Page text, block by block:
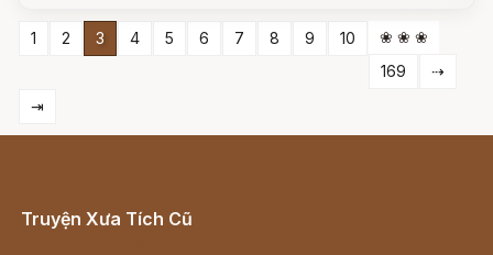
1 2 3 4 5 6 7 8 9 10
❀ ❀ ❀
169
⇢
⇥
Truyện Xưa Tích Cũ